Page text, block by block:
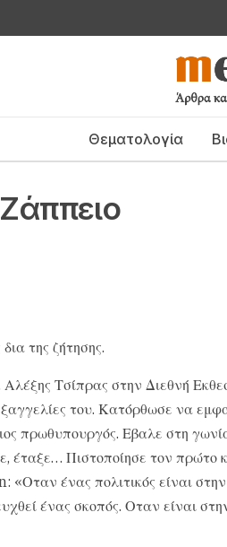
Θεματολογία
της ζήτησης.
Τσίπρας στην Διεθνή
του. Κατόρθωσε να
πρωθυπουργός. Εβαλε στη
έταξε… Πιστοποίησε τον πρώτο
ένας πολιτικός είναι στην
ένας σκοπός. Οταν είναι